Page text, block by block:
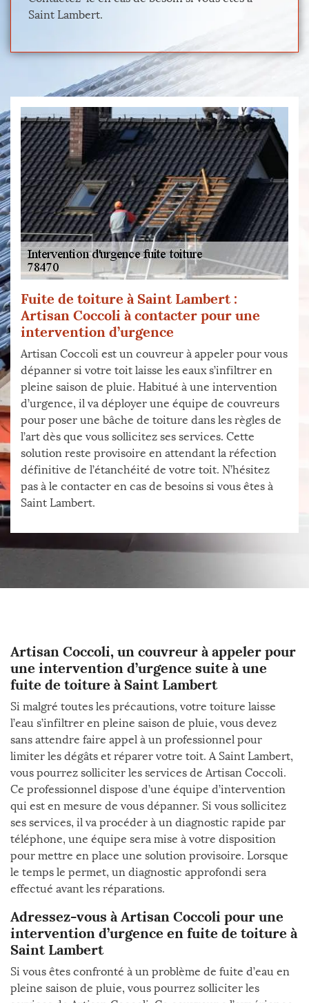
Saint Lambert.
Fuite de toiture à Saint Lambert :
Artisan Coccoli à contacter pour une
intervention d’urgence
Artisan Coccoli est un couvreur à appeler pour vous
dépanner si votre toit laisse les eaux s’infiltrer en
pleine saison de pluie. Habitué à une intervention
d’urgence, il va déployer une équipe de couvreurs
pour poser une bâche de toiture dans les règles de
l’art dès que vous sollicitez ses services. Cette
solution reste provisoire en attendant la réfection
définitive de l’étanchéité de votre toit. N’hésitez
pas à le contacter en cas de besoins si vous êtes à
Saint Lambert.
Artisan Coccoli, un couvreur à appeler pour
une intervention d’urgence suite à une
fuite de toiture à Saint Lambert
Si malgré toutes les précautions, votre toiture laisse
l’eau s’infiltrer en pleine saison de pluie, vous devez
sans attendre faire appel à un professionnel pour
limiter les dégâts et réparer votre toit. A Saint Lambert,
vous pourrez solliciter les services de Artisan Coccoli.
Ce professionnel dispose d’une équipe d’intervention
qui est en mesure de vous dépanner. Si vous sollicitez
ses services, il va procéder à un diagnostic rapide par
téléphone, une équipe sera mise à votre disposition
pour mettre en place une solution provisoire. Lorsque
le temps le permet, un diagnostic approfondi sera
effectué avant les réparations.
Adressez-vous à Artisan Coccoli pour une
intervention d’urgence en fuite de toiture à
Saint Lambert
Si vous êtes confronté à un problème de fuite d’eau en
pleine saison de pluie, vous pourrez solliciter les